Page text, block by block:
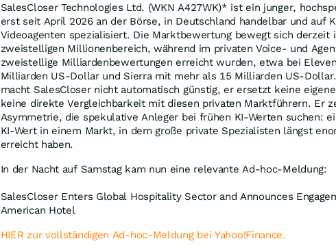
SalesCloser Technologies Ltd. (WKN A427WK)* ist ein junger,
erst seit April 2026 an der Börse, in Deutschland handelbar und auf
Videoagenten spezialisiert. Die Marktbewertung bewegt sich derzeit
zweistelligen Millionenbereich, während im privaten Voice- und
zweistellige Milliardenbewertungen erreicht wurden, etwa bei
Milliarden US-Dollar und Sierra mit mehr als 15 Milliarden US-
macht SalesCloser nicht automatisch günstig, er ersetzt keine
keine direkte Vergleichbarkeit mit diesen privaten Marktführern. Er
Asymmetrie, die spekulative Anleger bei frühen KI-Werten suchen:
KI-Wert in einem Markt, in dem große private Spezialisten längst
erreicht haben.
In der Nacht auf Samstag kam nun eine relevante Ad-hoc-Meldung:
SalesCloser Enters Global Hospitality Sector and Announces
American Hotel
HIER zur vollständigen Ad-hoc-Meldung bei Yahoo!Finance.